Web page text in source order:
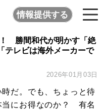
情報提供する
勝間和代が明かす「絶
レビは海外メーカーで
2026年01月03日
だ。でも、ちょっと待
にお得なのか？ 有名